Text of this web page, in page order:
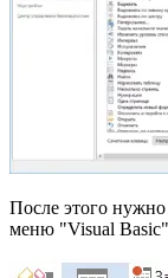
После этого
меню "Visual